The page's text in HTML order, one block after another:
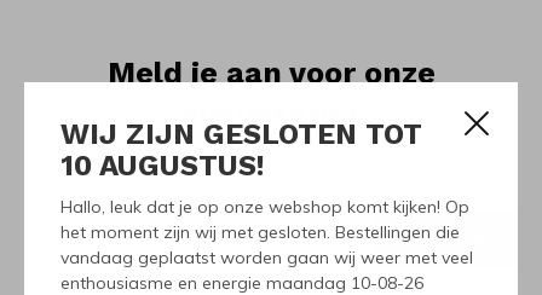
WIJ ZIJN GESLOTEN TOT
10 AUGUSTUS!
Hallo, leuk dat je op onze webshop komt kijken! Op
het moment zijn wij met gesloten. Bestellingen die
vandaag geplaatst worden gaan wij weer met veel
enthousiasme en energie maandag 10-08-26
Meld je aan voor onze
Ontvang de nieuwste aanbiedingen en promoties
ABONNEER